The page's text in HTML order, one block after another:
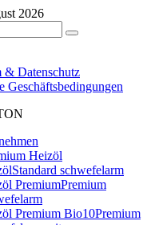
2026
& Datenschutz
Geschäftsbedingungen
Heizöl
Standard schwefelarm
PremiumPremium
Premium Bio10Premium